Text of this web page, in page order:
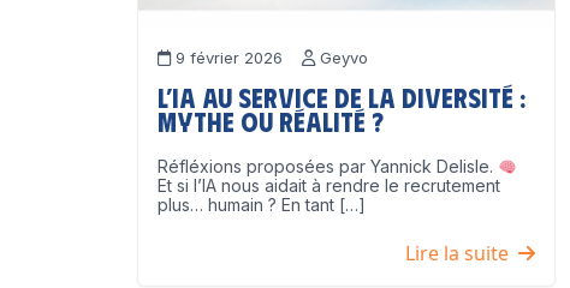
9 février 2026 Geyvo
L’IA au service de la diversité :
mythe ou réalité ?
Réfléxions proposées par Yannick Delisle.
Et si l’IA nous aidait à rendre le recrutement
plus… humain ? En tant […]
Lire la suite